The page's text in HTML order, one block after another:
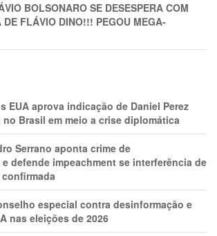
BOLSONARO SE DESESPERA COM
DE FLÁVIO DINO!!! PEGOU MEGA-
EUA aprova indicação de Daniel Perez
no Brasil em meio a crise diplomática
Serrano aponta crime de
defende impeachment se interferência de
especial contra desinformação e
nas eleições de 2026